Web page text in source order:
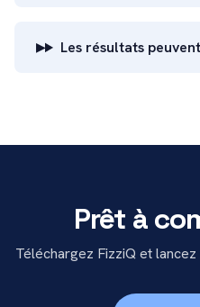
Les résultats
Prêt à
Téléchargez FizziQ et